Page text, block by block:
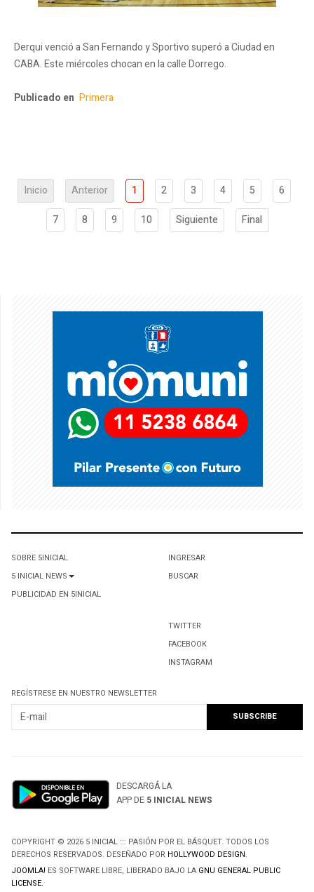
Derqui venció a San Fernando y Sportivo superó a Ciudad en
CABA. Este miércoles chocan en la calle Dorrego.
Publicado en Primera
Inicio Anterior 1 2 3 4 5
6
7
8 9 10 Siguiente Final
SOBRE 5INICIAL
5 INICIAL NEWS
PUBLICIDAD EN 5INICIAL
INGRESAR
BUSCAR
TWITTER
FACEBOOK
INSTAGRAM
REGÍSTRESE EN NUESTRO NEWSLETTER
DESCARGÁ LA
APP DE 5 INICIAL NEWS
COPYRIGHT © 2026 5 INICIAL ::: PASIÓN POR EL BÁSQUET. TODOS LOS
DERECHOS RESERVADOS. DESEÑADO POR HOLLYWOOD DESIGN.
JOOMLA! ES SOFTWARE LIBRE, LIBERADO BAJO LA GNU GENERAL PUBLIC
LICENSE.